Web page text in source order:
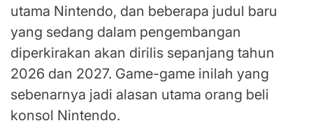
utama Nintendo, dan beberapa judul baru
yang sedang dalam pengembangan
diperkirakan akan dirilis sepanjang tahun
2026 dan 2027. Game-game inilah yang
sebenarnya jadi alasan utama orang beli
konsol Nintendo.